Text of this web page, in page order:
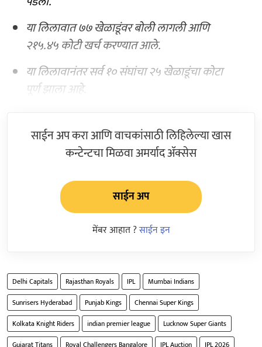
या लिलावात ७७ खेळाडूंवर बोली लागली आणि
२१५.४५ कोटी खर्च करण्यात आले.
या लिलावानंतर सर्व १० संघांचा २५ खेळाडूंचा कोटा
पूर्ण झाला आहे.
साईन अप करा आणि वाचकांसाठी लिहिलेल्या खास
कन्टेन्टचा मिळवा अमर्याद ॲक्सेस
साईन अप
मेंबर आहात ?साईन इन
Delhi Capitals Rajasthan Royals IPL
Mumbai Indians
Sunrisers Hyderabad
Punjab Kings
Chennai Super Kings
Kolkata Knight Riders
indian premier league
Lucknow Super Giants
Gujarat Titans
Royal Challengers Bangalore IPL Auction IPL 2026